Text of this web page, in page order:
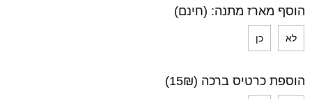
הוסף מארז מתנה: (חינם)
לא כן
הוספת כרטיס ברכה (15₪)